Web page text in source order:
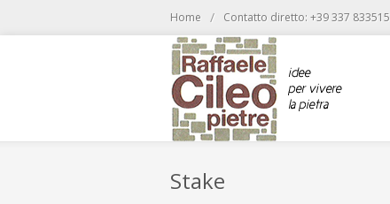
Home / Contatto diretto: +39 337 833515
Stake